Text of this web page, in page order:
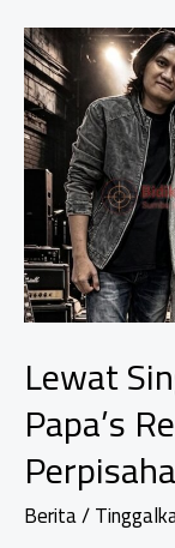
Dilantik,
Kantah
Padangsidimpuan
Siap
Akselerasi
Pelayanan
Modern
dan
Terpercaya
Lewat
Papa’s
Berita/